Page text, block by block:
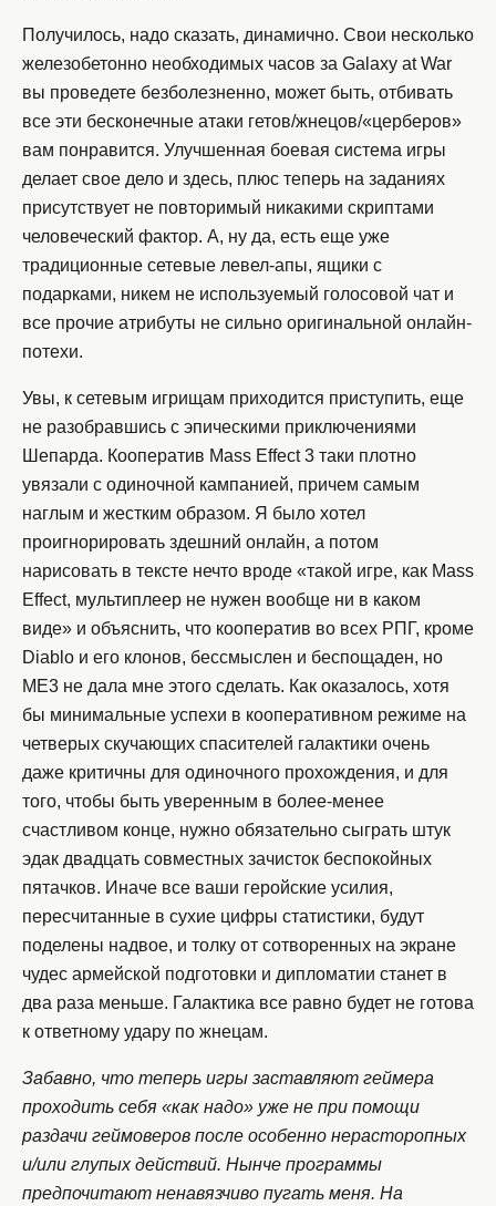
Получилось, надо сказать, динамично. Свои несколько
железобетонно необходимых часов за Galaxy at War
вы проведете безболезненно, может быть, отбивать
все эти бесконечные атаки гетов/жнецов/«церберов»
вам понравится. Улучшенная боевая система игры
делает свое дело и здесь, плюс теперь на заданиях
присутствует не повторимый никакими скриптами
человеческий фактор. А, ну да, есть еще уже
традиционные сетевые левел-апы, ящики с
подарками, никем не используемый голосовой чат и
все прочие атрибуты не сильно оригинальной онлайн-
потехи.
Увы, к сетевым игрищам приходится приступить, еще
не разобравшись с эпическими приключениями
Шепарда. Кооператив Mass Effect 3 таки плотно
увязали с одиночной кампанией, причем самым
наглым и жестким образом. Я было хотел
проигнорировать здешний онлайн, а потом
нарисовать в тексте нечто вроде «такой игре, как Mass
Effect, мультиплеер не нужен вообще ни в каком
виде» и объяснить, что кооператив во всех РПГ, кроме
Diablo и его клонов, бессмыслен и беспощаден, но
ME3 не дала мне этого сделать. Как оказалось, хотя
бы минимальные успехи в кооперативном режиме на
четверых скучающих спасителей галактики очень
даже критичны для одиночного прохождения, и для
того, чтобы быть уверенным в более-менее
счастливом конце, нужно обязательно сыграть штук
эдак двадцать совместных зачисток беспокойных
пятачков. Иначе все ваши геройские усилия,
пересчитанные в сухие цифры статистики, будут
поделены надвое, и толку от сотворенных на экране
чудес армейской подготовки и дипломатии станет в
два раза меньше. Галактика все равно будет не готова
к ответному удару по жнецам.
Забавно, что теперь игры заставляют геймера
проходить себя «как надо» уже не при помощи
раздачи геймоверов после особенно нерасторопных
и/или глупых действий. Нынче программы
предпочитают ненавязчиво пугать меня. На